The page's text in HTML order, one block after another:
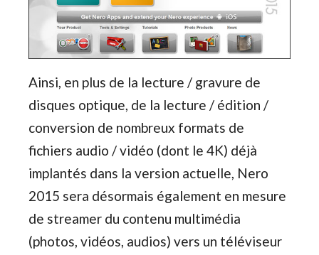
Ainsi, en plus de la lecture / gravure de
disques optique, de la lecture / édition /
conversion de nombreux formats de
fichiers audio / vidéo (dont le 4K) déjà
implantés dans la version actuelle, Nero
2015 sera désormais également en mesure
de streamer du contenu multimédia
(photos, vidéos, audios) vers un téléviseur